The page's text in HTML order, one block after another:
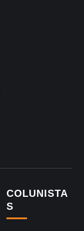
COLUNISTA
S